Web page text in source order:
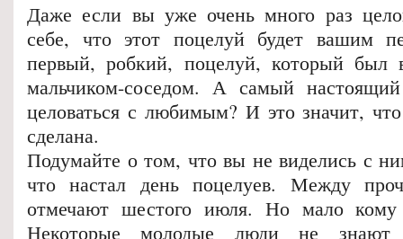
Даже если вы уже очень много раз
себе, что этот поцелуй будет вашим
первый, робкий, поцелуй, который
мальчиком-соседом. А самый
целоваться с любимым? И это значит,
сделана.
Подумайте о том, что вы не виделись с
что настал день поцелуев. Между
отмечают шестого июля. Но мало кому
Некоторые молодые люди не знают